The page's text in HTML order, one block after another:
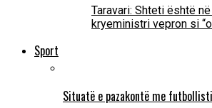
Taravari: Shteti është
kryeministri vepron si
Sport
Situatë e pazakontë me